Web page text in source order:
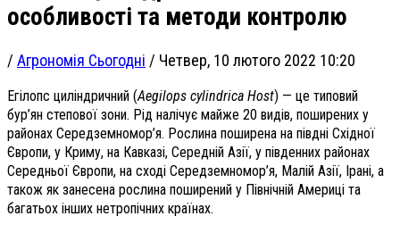
особливості та методи контролю
/ Агрономія Сьогодні / Четвер, 10 лютого 2022 10:20
Егілопс циліндричний (Aegilops cylindrica Host) — це типовий
бур’ян степової зони. Рід налічує майже 20 видів, поширених у
районах Середземномор’я. Рослина поширена на півдні Східної
Європи, у Криму, на Кавказі, Середній Азії, у південних районах
Середньої Європи, на сході Середземномор’я, Малій Азії, Ірані, а
також як занесена рослина поширений у Північній Америці та
багатьох інших нетропічних країнах.